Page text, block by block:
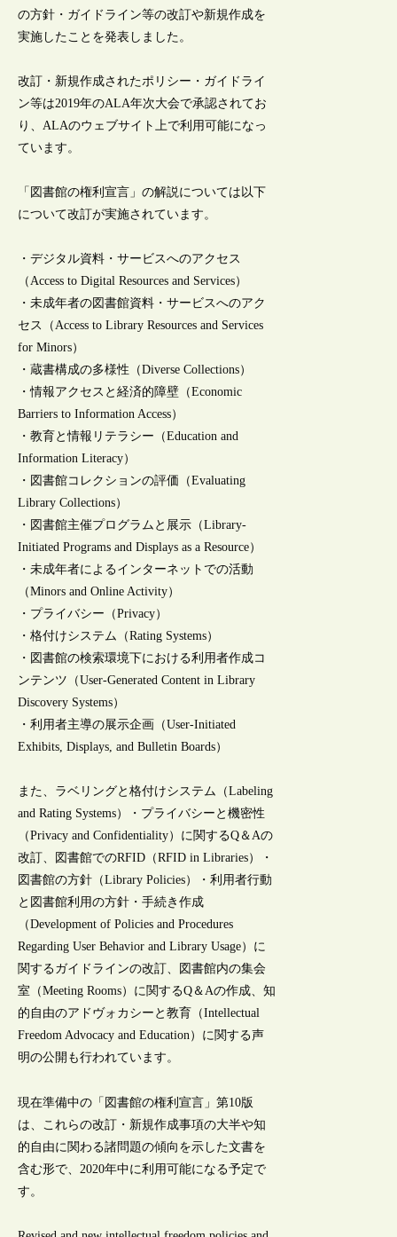
の方針・ガイドライン等の改訂や新規作成を
実施したことを発表しました。
改訂・新規作成されたポリシー・ガイドライ
ン等は2019年のALA年次大会で承認されてお
り、ALAのウェブサイト上で利用可能になっ
ています。
「図書館の権利宣言」の解説については以下
について改訂が実施されています。
・デジタル資料・サービスへのアクセス
（Access to Digital Resources and Services）
・未成年者の図書館資料・サービスへのアク
セス（Access to Library Resources and Services
for Minors）
・蔵書構成の多様性（Diverse Collections）
・情報アクセスと経済的障壁（Economic
Barriers to Information Access）
・教育と情報リテラシー（Education and
Information Literacy）
・図書館コレクションの評価（Evaluating
Library Collections）
・図書館主催プログラムと展示（Library-
Initiated Programs and Displays as a Resource）
・未成年者によるインターネットでの活動
（Minors and Online Activity）
・プライバシー（Privacy）
・格付けシステム（Rating Systems）
・図書館の検索環境下における利用者作成コ
ンテンツ（User-Generated Content in Library
Discovery Systems）
・利用者主導の展示企画（User-Initiated
Exhibits, Displays, and Bulletin Boards）
また、ラベリングと格付けシステム（Labeling
and Rating Systems）・プライバシーと機密性
（Privacy and Confidentiality）に関するQ＆Aの
改訂、図書館でのRFID（RFID in Libraries）・
図書館の方針（Library Policies）・利用者行動
と図書館利用の方針・手続き作成
（Development of Policies and Procedures
Regarding User Behavior and Library Usage）に
関するガイドラインの改訂、図書館内の集会
室（Meeting Rooms）に関するQ＆Aの作成、知
的自由のアドヴォカシーと教育（Intellectual
Freedom Advocacy and Education）に関する声
明の公開も行われています。
現在準備中の「図書館の権利宣言」第10版
は、これらの改訂・新規作成事項の大半や知
的自由に関わる諸問題の傾向を示した文書を
含む形で、2020年中に利用可能になる予定で
す。